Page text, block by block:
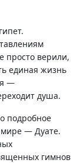
просто верили,
единая жизнь
—
душа.
подробное
— Дуате.
гимнов